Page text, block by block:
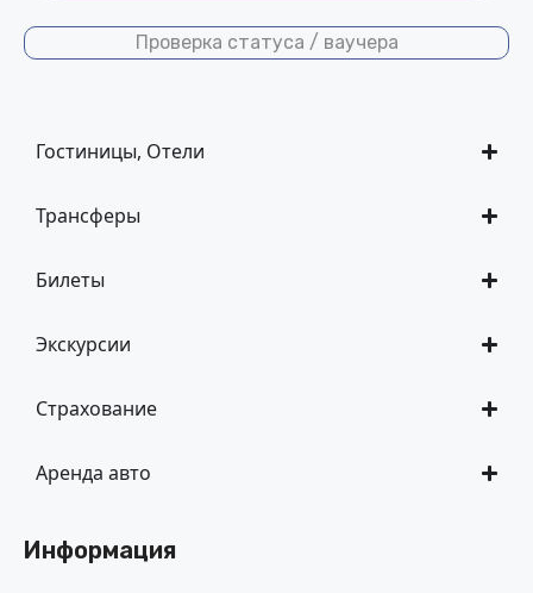
Проверка статуса / ваучера
Гостиницы, Отели
Трансферы
Билеты
Экскурсии
Страхование
Аренда авто
Информация